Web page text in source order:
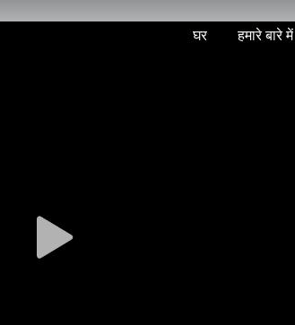
घर हमारे बारे में
Play